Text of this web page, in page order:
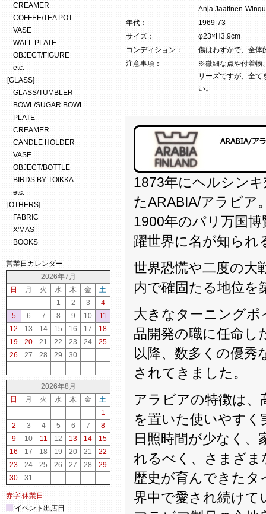
Anja Jaatinen-
年代：
1969-73
サイズ：
φ23×H3.9cm
コンディション：
傷はわずかで、全体
注意事項：
※微細な点や付着物
リーズですが、全て
い。
1873年にヘルシン
たARABIA/アラビア
1900年のパリ万国
躍世界に名が知ら
世界恐慌や二度の大
内で確固たる地位を
大きなターニングポ
品開発の職に任命し
以降、数多くの優
されてきました。
アラビアの特徴は、
を置いた使いやす
日照時間が少なく
れるべく、さまざ
歴史が育んできた
界中で愛され続けて
CREAMER
COFFEE/TEA POT
VASE
WALL PLATE
OBJECT/FIGURE
etc.
[GLASS]
GLASS/TUMBLER
BOWL/SUGAR BOWL
PLATE
CREAMER
CANDLE HOLDER
VASE
OBJECT/BOTTLE
BIRDS BY TOIKKA
etc.
[OTHERS]
FABRIC
X'MAS
BOOKS
営業日カレンダー
2026年7月
日
月 火 水 木 金
土
1
2 3
4
5
6 7 8 9 10
11
12
13 14 15 16 17
18
19
20 21 22 23 24
25
26
27 28 29 30
2026年8月
日
月 火 水 木 金
土
1
2
3 4 5 6 7
8
9
10 11 12 13 14
15
16
17 18 19 20 21
22
23
24 25 26 27 28
29
30
31
赤字:休業日
:イベント出店日